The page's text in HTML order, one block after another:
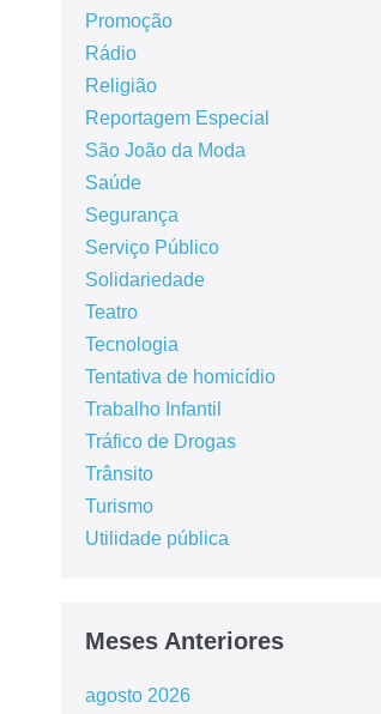
Promoção
Rádio
Religião
Reportagem Especial
São João da Moda
Saúde
Segurança
Serviço Público
Solidariedade
Teatro
Tecnologia
Tentativa de homicídio
Trabalho Infantil
Tráfico de Drogas
Trânsito
Turismo
Utilidade pública
Meses Anteriores
agosto 2026